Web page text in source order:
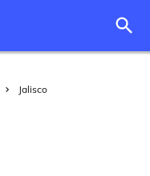
Jalisco